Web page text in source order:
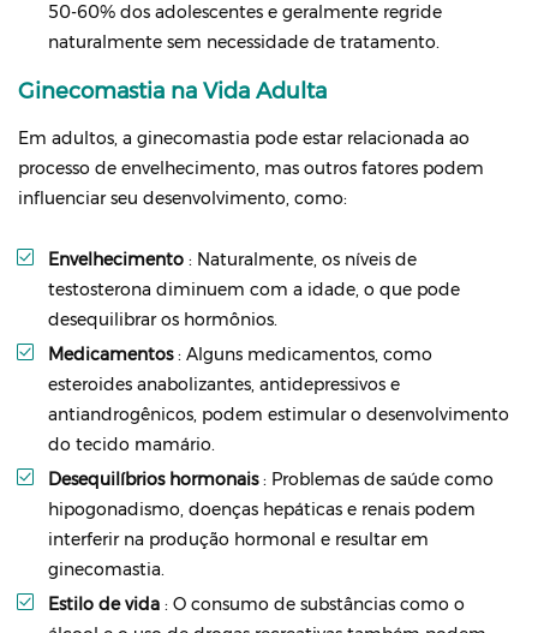
50-60% dos adolescentes e geralmente regride
naturalmente sem necessidade de tratamento.
Ginecomastia na Vida Adulta
Em adultos, a ginecomastia pode estar relacionada ao
processo de envelhecimento, mas outros fatores podem
influenciar seu desenvolvimento, como:
Envelhecimento : Naturalmente, os níveis de
testosterona diminuem com a idade, o que pode
desequilibrar os hormônios.
Medicamentos: Alguns medicamentos, como
esteroides anabolizantes, antidepressivos e
antiandrogênicos, podem estimular o desenvolvimento
do tecido mamário.
Desequilíbrios hormonais: Problemas de saúde como
hipogonadismo, doenças hepáticas e renais podem
interferir na produção hormonal e resultar em
ginecomastia.
Estilo de vida : O consumo de substâncias como o